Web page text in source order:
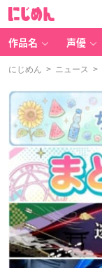
作品名 声優
にじめん > ニュース >